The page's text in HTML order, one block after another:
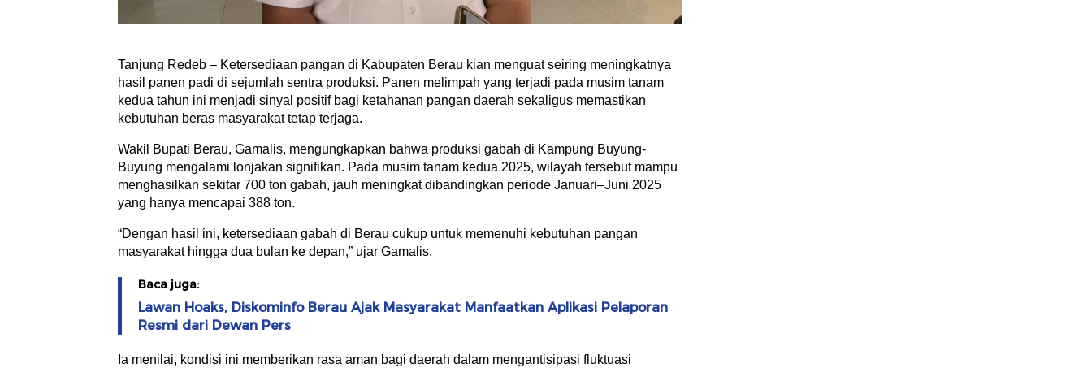
Tanjung Redeb – Ketersediaan pangan di Kabupaten Berau kian menguat seiring meningkatnya
hasil panen padi di sejumlah sentra produksi. Panen melimpah yang terjadi pada musim tanam
kedua tahun ini menjadi sinyal positif bagi ketahanan pangan daerah sekaligus memastikan
kebutuhan beras masyarakat tetap terjaga.
Wakil Bupati Berau, Gamalis, mengungkapkan bahwa produksi gabah di Kampung Buyung-
Buyung mengalami lonjakan signifikan. Pada musim tanam kedua 2025, wilayah tersebut mampu
menghasilkan sekitar 700 ton gabah, jauh meningkat dibandingkan periode Januari–Juni 2025
yang hanya mencapai 388 ton.
“Dengan hasil ini, ketersediaan gabah di Berau cukup untuk memenuhi kebutuhan pangan
masyarakat hingga dua bulan ke depan,” ujar Gamalis.
Baca juga:
Lawan Hoaks, Diskominfo Berau Ajak Masyarakat Manfaatkan Aplikasi Pelaporan
Resmi dari Dewan Pers
Ia menilai, kondisi ini memberikan rasa aman bagi daerah dalam mengantisipasi fluktuasi